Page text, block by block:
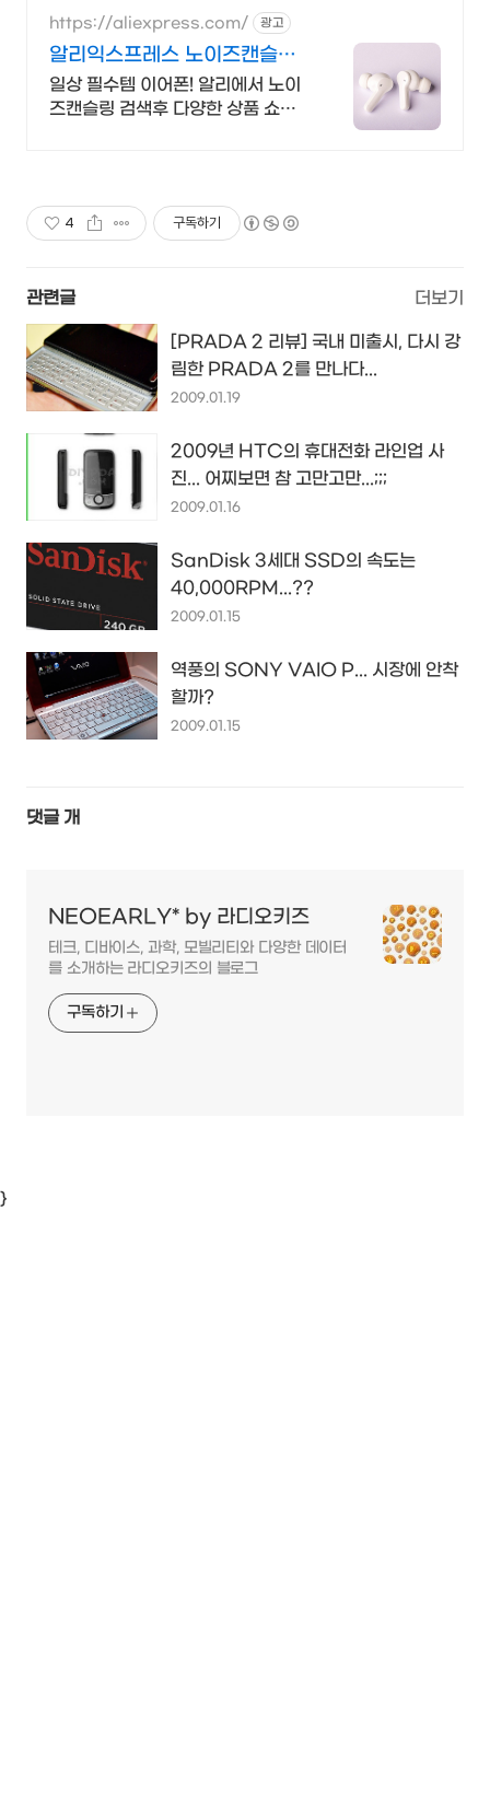
https://aliexpress.com/ 광고
알리익스프레스 노이즈캔슬링
내 맘에 쏙드는 오늘의 특가
일상 필수템 이어폰! 알리에서 노이
즈캔슬링 검색후 다양한 상품 쇼핑
4 구독하기
관련글 더보기
[PRADA 2 리뷰] 국내 미출시, 다시 강
림한 PRADA 2를 만나다...
2009.01.19
2009년 HTC의 휴대전화 라인업 사
진... 어찌보면 참 고만고만...;;;
2009.01.16
SanDisk 3세대 SSD의 속도는
40,000RPM...??
2009.01.15
역풍의 SONY VAIO P... 시장에 안착
할까?
2009.01.15
댓글 개
NEOEARLY* by 라디오키즈
테크, 디바이스, 과학, 모빌리티와 다양한 데이터
를 소개하는 라디오키즈의 블로그
구독하기
}